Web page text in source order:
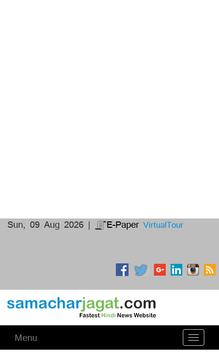
Sun, 09 Aug 2026 | E-Paper VirtualTour
Toggle
Menu